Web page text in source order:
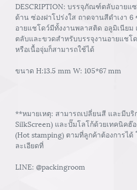
DESCRIPTION: บรรจุภัณฑ์ตลับอายแ
ด้าน ซ่องฝาโปร่งใส ถาดจานสีดำเงา
อายแชโดว์มีทั้งงานพลาสติด อลูมิเนียม
ตลับและขวดสำหรับบรรจุงานอายแชโ
หรือเนื้อจุ่มก็สามารถใช้ได้
ขนาด H:13.5 mm W: 105*67 mm
**หมายเหตุ: สามารถเปลี่ยนสี และมีบริ
SilkScreen) และปั๊มโลโก้ด้วยเทคนิคฮ๊
(Hot stamping) ตามที่ลูกค้าต้องการได้
ละเอียดที่
LINE: @packingroom